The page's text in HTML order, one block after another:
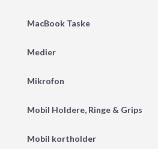
MacBook Taske
Medier
Mikrofon
Mobil Holdere, Ringe & Grips
Mobil kortholder